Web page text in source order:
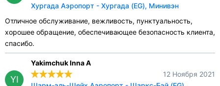
Хургада Аэропорт - Хургада (EG), Минивэн
Отличное обслуживание, вежливость, пунктуальность,
хорошее обращение, обеспечивающее безопасность клиента,
спасибо.
YI
Yakimchuk Inna A
12 Ноября 2021